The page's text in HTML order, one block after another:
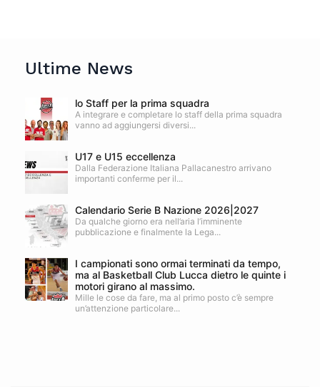
Ultime News
lo Staff per la prima squadra
A integrare e completare lo staff della prima squadra
vanno ad aggiungersi diversi...
U17 e U15 eccellenza
Dalla Federazione Italiana Pallacanestro arrivano
importanti conferme per il...
Calendario Serie B Nazione 2026|2027
Da qualche giorno era nell’aria l’imminente
pubblicazione e finalmente la Lega...
I campionati sono ormai terminati da tempo,
ma al Basketball Club Lucca dietro le quinte i
motori girano al massimo.
Mille le cose da fare, ma al primo posto c’è sempre
un’attenzione particolare...